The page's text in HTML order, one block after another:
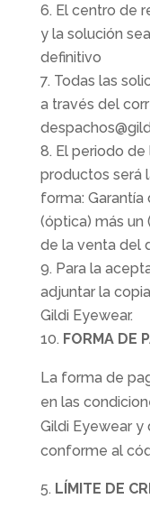
El centro de
y la solución
definitivo
Todas las
a través del
El periodo
productos será
forma: Garantía
(óptica) más un
de la venta del
Para la
adjuntar la
Gildi Eyewear.
FORMA DE
La forma de
en las
Gildi Eyewear y
conforme al
LÍMITE DE